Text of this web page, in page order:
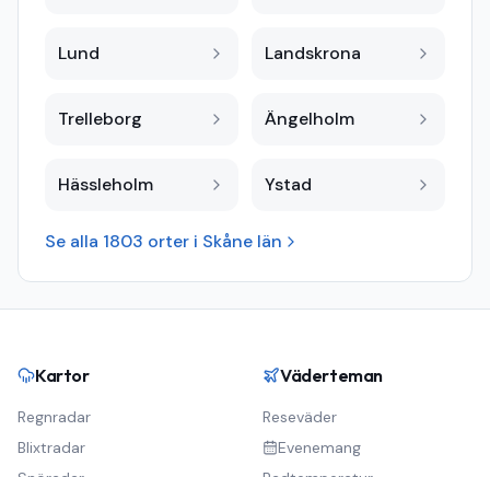
Lund Landskrona
Trelleborg Ängelholm
Hässleholm Ystad
Se alla 1803 orter i Skåne län
Kartor
Regnradar
Blixtradar
Väderteman
Reseväder
Evenemang